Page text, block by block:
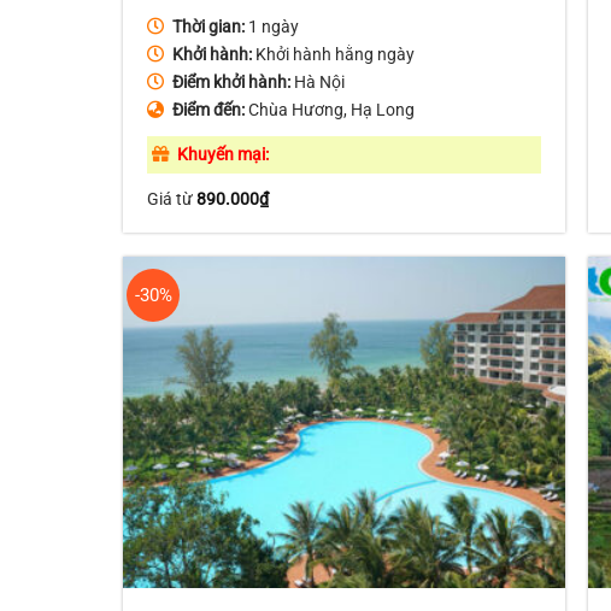
Thời gian:1 ngày
Khởi hành:Khởi hành hằng ngày
Điểm khởi hành:Hà Nội
Điểm đến:Chùa Hương, Hạ Long
Khuyến mại:
Giá từ890.000₫
-30%